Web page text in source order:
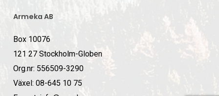
Armeka AB
Box 10076
121 27 Stockholm-Globen
Org.nr: 556509-3290
Växel: 08-645 10 75